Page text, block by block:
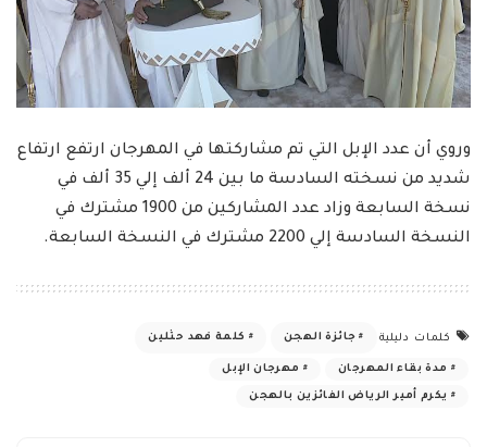
وروي أن عدد الإبل التي تم مشاركتها في المهرجان ارتفع ارتفاع
شديد من نسخته السادسة ما بين 24 ألف إلي 35 ألف في
نسخة السابعة وزاد عدد المشاركين من 1900 مشترك في
النسخة السادسة إلي 2200 مشترك في النسخة السابعة.
كلمات دليلية جائزة الهجن كلمة فهد حثلين
مدة بقاء المهرجان مهرجان الإبل
يكرم أمير الرياض الفائزين بالهجن